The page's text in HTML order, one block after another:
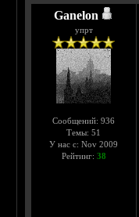
Ganelon
упрт
Сообщений: 936
Темы: 51
У нас с: Nov 2009
Рейтинг: 38